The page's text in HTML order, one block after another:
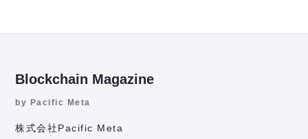
Blockchain Magazine
by Pacific Meta
株式会社Pacific Meta